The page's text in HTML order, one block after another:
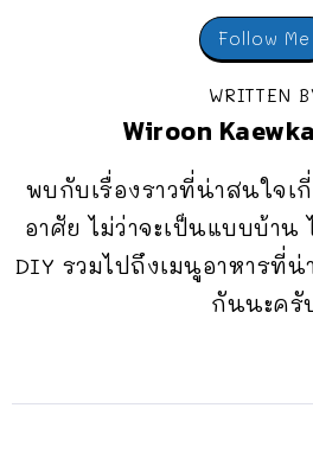
Follow Me
WRITTEN
Wiroon
พบกับเรื่องราวที่น่าสนใจเ
อาศัย ไม่ว่าจะเป็นแบบบ้าน
DIY รวมไปถึงเมนูอาหารที่
กันนะครั